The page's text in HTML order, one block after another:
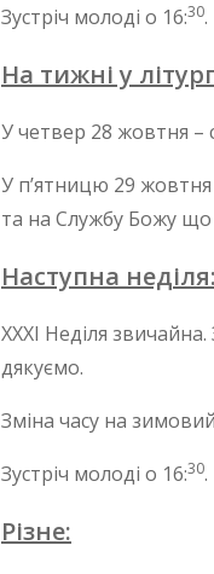
Зустріч молоді о 16:30.
На тижні у
У четвер 28 жовтня –
У п’ятницю 29
та на Службу Божу що
Наступна неділя:
XXXІ Неділя
дякуємо.
Зміна часу на
Зустріч молоді о 16:30.
Різне: